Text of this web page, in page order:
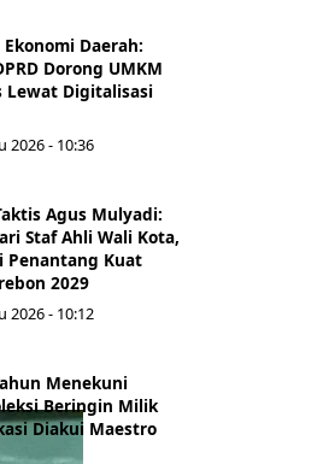
Daerah:
Dorong UMKM
Lewat Digitalisasi
2026 - 10:36
Agus Mulyadi:
Staf Ahli Wali Kota,
Penantang Kuat
2029
2026 - 10:12
Menekuni
Beringin Milik
Diakui Maestro